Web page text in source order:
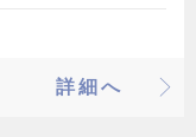
詳細へ